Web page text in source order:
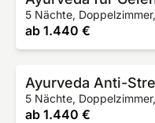
5 Nächte,
ab 1.440 €
Ayurveda Anti-
5 Nächte,
ab 1.440 €